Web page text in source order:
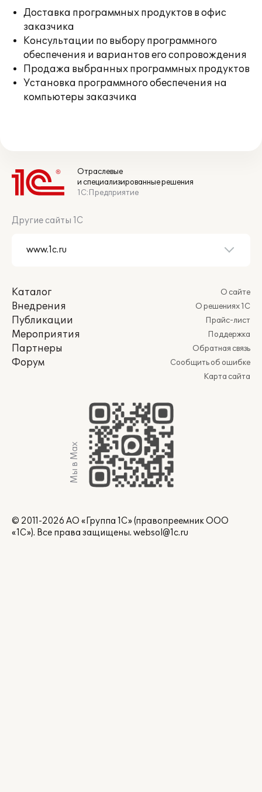
Доставка программных продуктов в офис
заказчика
Консультации по выбору программного
обеспечения и вариантов его сопровождения
Продажа выбранных программных продуктов
Установка программного обеспечения на
компьютеры заказчика
Отраслевые
и специализированные решения
1С:Предприятие
Другие сайты 1С
Каталог
Внедрения
Публикации
Мероприятия
Партнеры
Форум
О сайте
О решениях 1С
Прайс-лист
Поддержка
Обратная связь
Сообщить об ошибке
Карта сайта
Мы в Max
© 2011-2026 АО «Группа 1С» (правопреемник ООО
«1С»). Все права защищены. websol@1c.ru